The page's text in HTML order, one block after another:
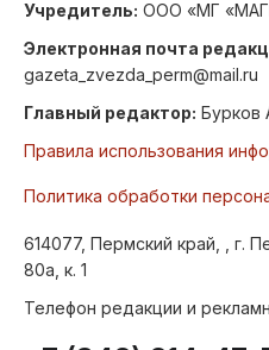
Учредитель: ООО «МГ
Электронная почта
gazeta_zvezda_perm@mail.ru
Главный редактор: Бурков
Правила использования
Политика обработки
614077, Пермский край, , г.
80а, к. 1
Телефон редакции и